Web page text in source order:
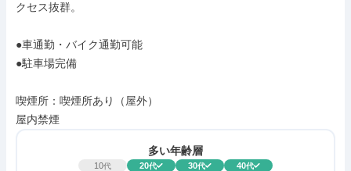
クセス抜群。
●車通勤・バイク通勤可能
●駐車場完備
喫煙所：喫煙所あり（屋外）
屋内禁煙
多い年齢層
10代 20代 30代 40代